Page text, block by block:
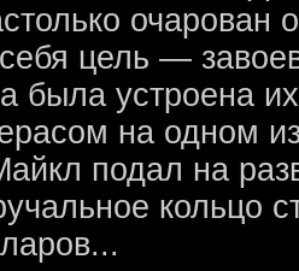
очарован
цель —
была устроена
на одном
подал на
кольцо